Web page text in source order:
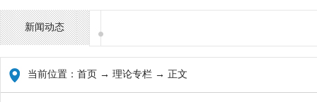
新闻动态
当前位置： 首页 → 理论专栏 → 正文